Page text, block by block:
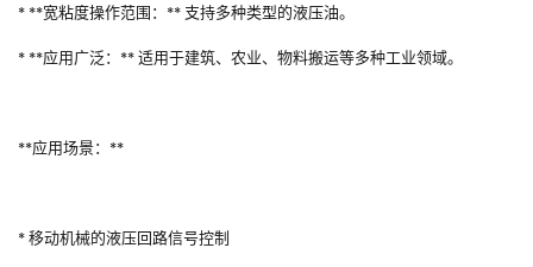
* **宽粘度操作范围：** 支持多种类型的液压油。
* **应用广泛：** 适用于建筑、农业、物料搬运等多种工业领域。
**应用场景：**
* 移动机械的液压回路信号控制